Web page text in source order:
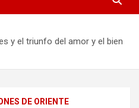
y el triunfo del amor y el bien
DE ORIENTE